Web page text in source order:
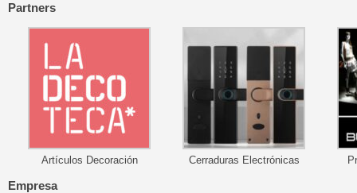
Partners
Artículos Decoración Cerraduras Electrónicas
Empresa